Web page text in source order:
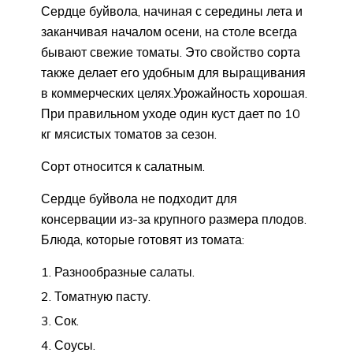
Сердце буйвола, начиная с середины лета и
заканчивая началом осени, на столе всегда
бывают свежие томаты. Это свойство сорта
также делает его удобным для выращивания
в коммерческих целях.Урожайность хорошая.
При правильном уходе один куст дает по 10
кг мясистых томатов за сезон.
Сорт относится к салатным.
Сердце буйвола не подходит для
консервации из-за крупного размера плодов.
Блюда, которые готовят из томата:
Разнообразные салаты.
Томатную пасту.
Сок.
Соусы.